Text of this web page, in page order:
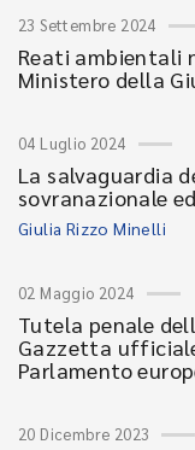
23 Settembre 2024
Reati ambientali
Ministero della
04 Luglio 2024
La salvaguardia
sovranazionale
Giulia Rizzo Minelli
02 Maggio 2024
Tutela penale
Gazzetta
Parlamento
20 Dicembre 2023